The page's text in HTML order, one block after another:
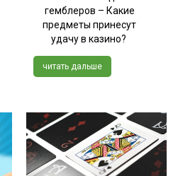
гемблеров – Какие
предметы принесут
удачу в казино?
читать дальше